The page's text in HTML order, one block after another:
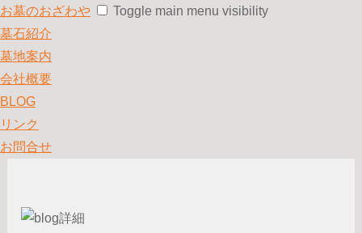
お墓のおざわや
Toggle main menu visibility
墓石紹介
墓地案内
会社概要
BLOG
リンク
お問合せ